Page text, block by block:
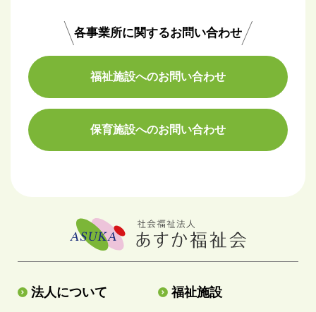
各事業所に関するお問い合わせ
福祉施設へのお問い合わせ
保育施設へのお問い合わせ
法人について 福祉施設